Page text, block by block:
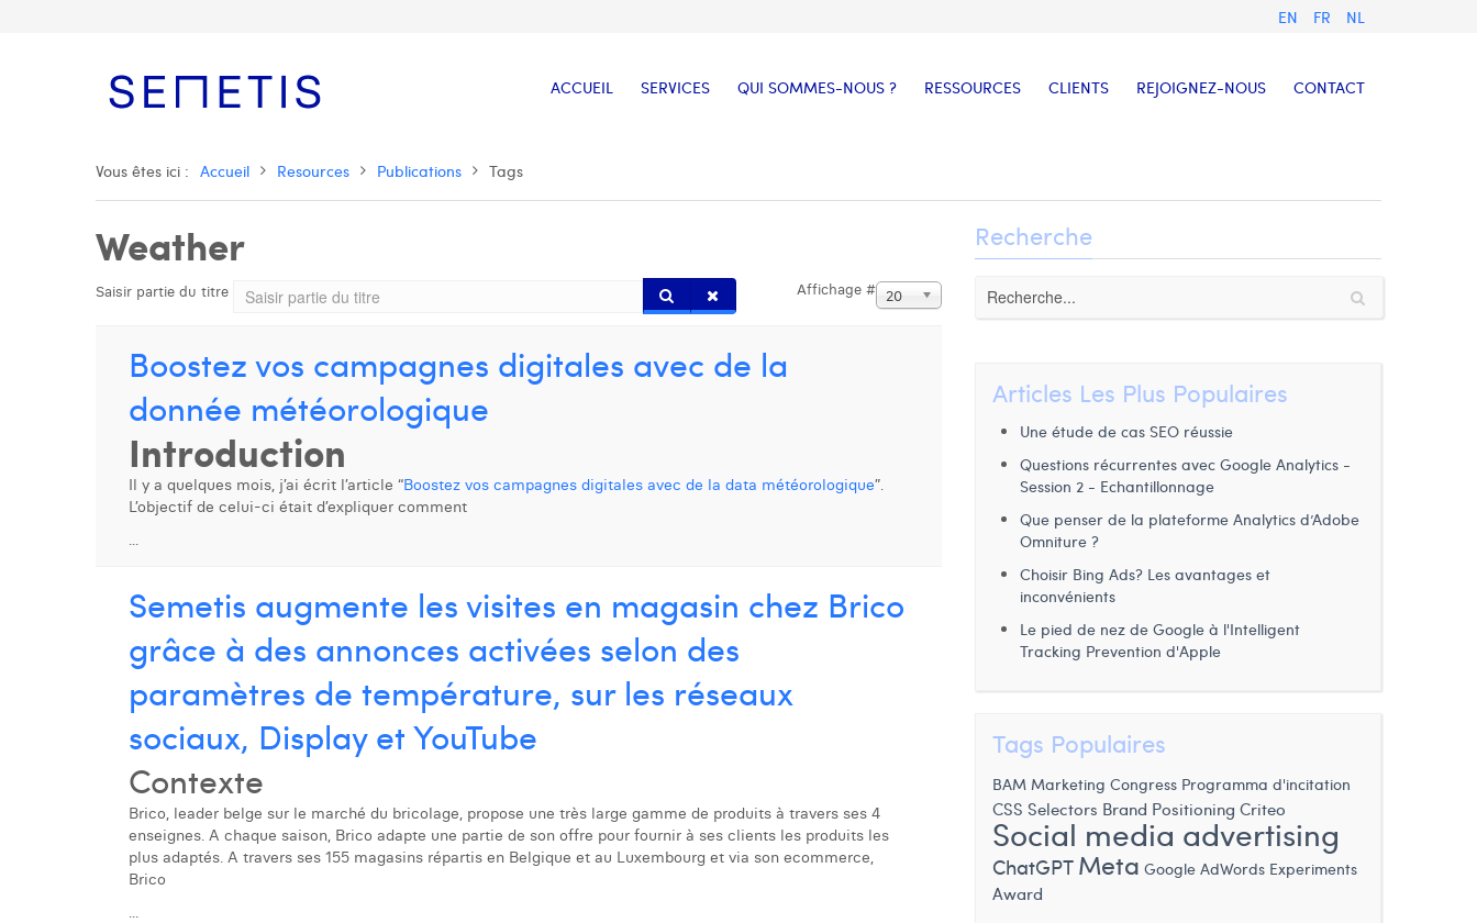
EN FR NL
ACCUEIL SERVICES QUI SOMMES-NOUS ? RESSOURCES CLIENTS REJOIGNEZ-NOUS CONTACT
Vous êtes ici : Accueil Resources Publications Tags
Weather
Saisir partie du titre Affichage # 20
Boostez vos campagnes digitales avec de la
donnée météorologique
Introduction
Il y a quelques mois, j’ai écrit l’article “Boostez vos campagnes digitales avec de la data météorologique”.
L’objectif de celui-ci était d’expliquer comment
...
Semetis augmente les visites en magasin chez Brico
grâce à des annonces activées selon des
paramètres de température, sur les réseaux
sociaux, Display et YouTube
Contexte
Brico, leader belge sur le marché du bricolage, propose une très large gamme de produits à travers ses 4
enseignes. A chaque saison, Brico adapte une partie de son offre pour fournir à ses clients les produits les
plus adaptés. A travers ses 155 magasins répartis en Belgique et au Luxembourg et via son ecommerce,
Brico
...
Recherche
Articles Les Plus Populaires
Une étude de cas SEO réussie
Questions récurrentes avec Google Analytics -
Session 2 - Echantillonnage
Que penser de la plateforme Analytics d’Adobe
Omniture ?
Choisir Bing Ads? Les avantages et
inconvénients
Le pied de nez de Google à l'Intelligent
Tracking Prevention d'Apple
Tags Populaires
BAM Marketing Congress Programma d'incitation
CSS Selectors Brand Positioning Criteo
Social media advertising
ChatGPT Meta Google AdWords Experiments
Award